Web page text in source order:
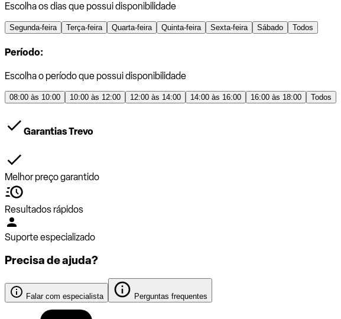
Escolha os dias que possui disponibilidade
Segunda-feira Terça-feira Quarta-feira Quinta-feira Sexta-feira Sábado Todos
Período:
Escolha o período que possui disponibilidade
08:00 às 10:00 10:00 às 12:00 12:00 às 14:00 14:00 às 16:00 16:00 às 18:00 Todos
Garantias Trevo
Melhor preço garantido
Resultados rápidos
Suporte especializado
Precisa de ajuda?
Falar com especialista Perguntas frequentes